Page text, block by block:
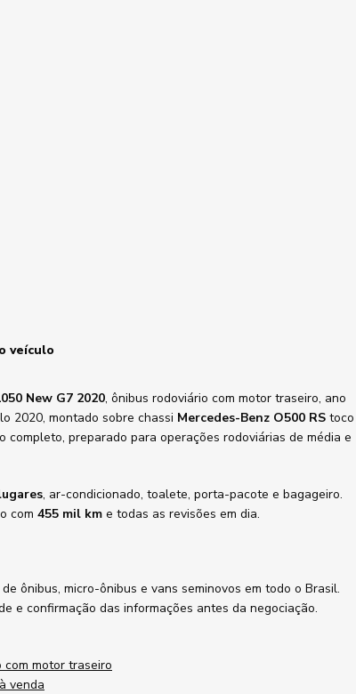
veículo
New G7 2020, ônibus rodoviário com motor traseiro, ano
2020, montado sobre chassi Mercedes-Benz O500 RS toco
completo, preparado para operações rodoviárias de média e
, ar-condicionado, toalete, porta-pacote e bagageiro.
com 455 mil km e todas as revisões em dia.
ônibus, micro-ônibus e vans seminovos em todo o Brasil.
e confirmação das informações antes da negociação.
motor traseiro
venda